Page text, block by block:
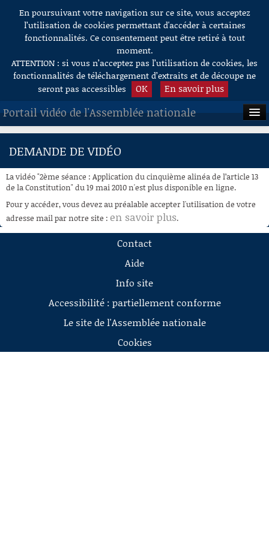
Aller au contenu
En poursuivant votre navigation sur ce site, vous acceptez
l’utilisation de cookies permettant d'accéder à certaines
fonctionnalités. Ce consentement peut être retiré à tout
moment.
ATTENTION : si vous n’acceptez pas l’utilisation de cookies, les
fonctionnalités de téléchargement d’extraits et de découpe ne
seront pas accessibles
OK En savoir plus
Portail vidéo de l'Assemblée nationale
ACCUEIL
À LA DEMANDE
RECHERCHE
AIDE À LA DÉCOUPE
DEMANDE DE VIDÉO
La vidéo "2ème séance : Application du cinquième alinéa de l’article 13
de la Constitution" du 19 mai 2010 n'est plus disponible en ligne.
Pour y accéder, vous devez au préalable accepter l'utilisation de votre
adresse mail par notre site : en savoir plus.
Contact
Aide
Info site
Accessibilité : partiellement conforme
Le site de l'Assemblée nationale
Cookies